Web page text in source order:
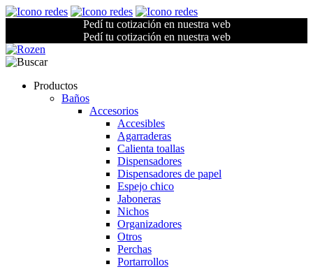
Pedí tu cotización en nuestra web
Pedí tu cotización en nuestra web
Productos
Baños
Accesorios
Accesibles
Agarraderas
Calienta toallas
Dispensadores
Dispensadores de papel
Espejo chico
Jaboneras
Nichos
Organizadores
Otros
Perchas
Portarrollos